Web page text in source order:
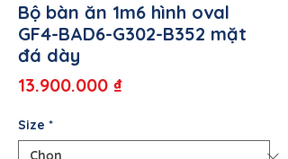
Bộ bàn ăn 1m6 hình oval
GF4-BAD6-G302-B352 mặt
đá dày
13.900.000 ₫Giá
Size *